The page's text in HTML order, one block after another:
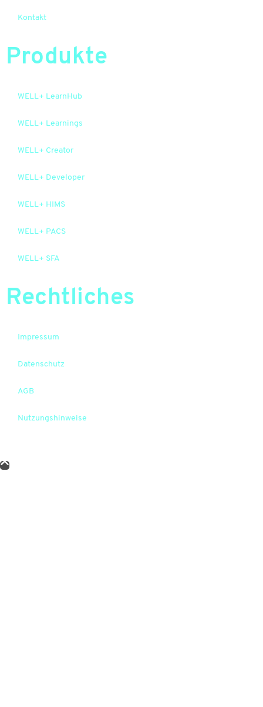
Kontakt
Produkte
WELL+ LearnHub
WELL+ Learnings
WELL+ Creator
WELL+ Developer
WELL+ HIMS
WELL+ PACS
WELL+ SFA
Rechtliches
Impressum
Datenschutz
AGB
Nutzungshinweise